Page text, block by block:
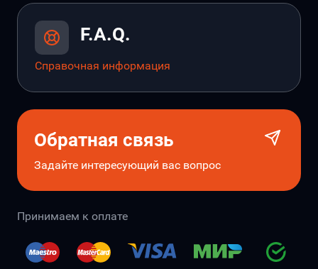
F.A.Q.
Справочная информация
Обратная связь
Задайте интересующий вас вопрос
Принимаем к оплате